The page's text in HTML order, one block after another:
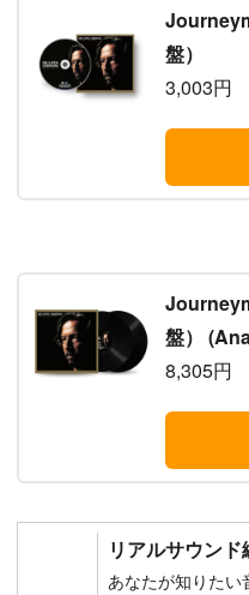
盤）
3,003円
盤）
8,305円
リアルサウンド
あなたが知りたい